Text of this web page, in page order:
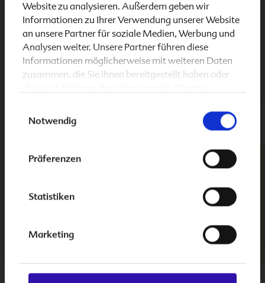
Website zu analysieren. Außerdem geben wir
Informationen zu Ihrer Verwendung unserer Website
an unsere Partner für soziale Medien, Werbung und
Analysen weiter. Unsere Partner führen diese
Informationen möglicherweise mit weiteren Daten
zusammen, die Sie ihnen bereitgestellt haben oder
Notwendig
Präferenzen
Statistiken
Marketing
Mikronährstoff-Rezeptur speziell für den Mann
mit Kinderwunsch.
Mehr lesen
Aus unserem Baby-Papa-Blog
Entdecke jetzt
für die
sowie hochwertigem DHA aus pflanzlichem Algenöl.